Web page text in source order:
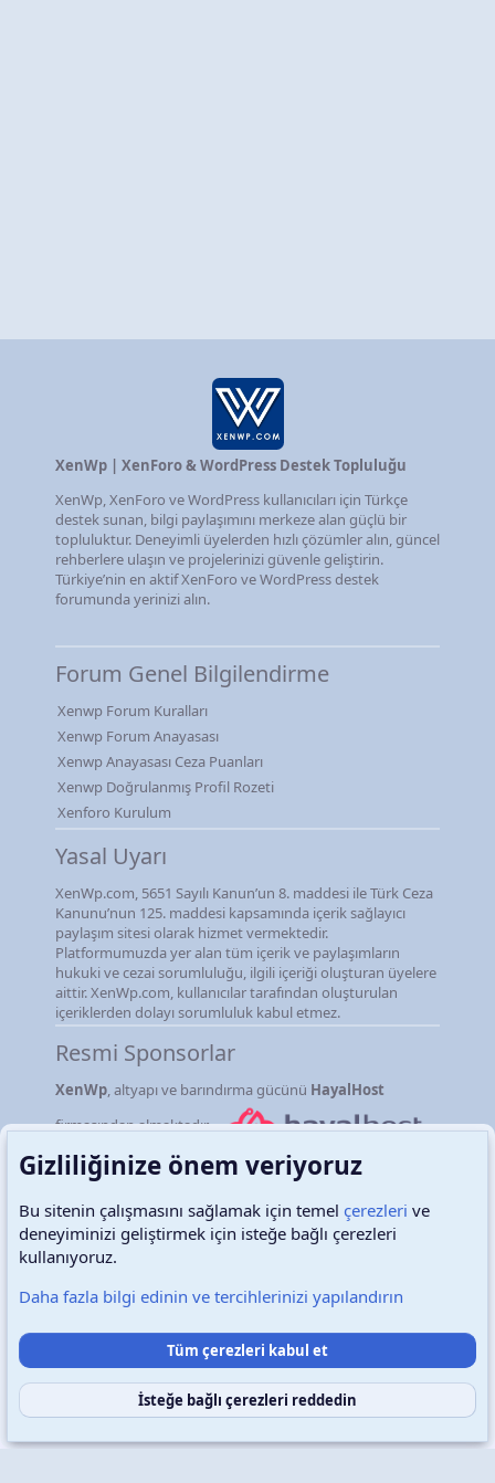
XenWp | XenForo & WordPress Destek Topluluğu
XenWp, XenForo ve WordPress kullanıcıları için Türkçe
destek sunan, bilgi paylaşımını merkeze alan güçlü bir
topluluktur. Deneyimli üyelerden hızlı çözümler alın, güncel
rehberlere ulaşın ve projelerinizi güvenle geliştirin.
Türkiye’nin en aktif XenForo ve WordPress destek
forumunda yerinizi alın.
Forum Genel Bilgilendirme
Xenwp Forum Kuralları
Xenwp Forum Anayasası
Xenwp Anayasası Ceza Puanları
Xenwp Doğrulanmış Profil Rozeti
Xenforo Kurulum
Yasal Uyarı
XenWp.com, 5651 Sayılı Kanun’un 8. maddesi ile Türk Ceza
Kanunu’nun 125. maddesi kapsamında içerik sağlayıcı
paylaşım sitesi olarak hizmet vermektedir.
Platformumuzda yer alan tüm içerik ve paylaşımların
hukuki ve cezai sorumluluğu, ilgili içeriği oluşturan üyelere
aittir. XenWp.com, kullanıcılar tarafından oluşturulan
içeriklerden dolayı sorumluluk kabul etmez.
Resmi Sponsorlar
XenWp, altyapı ve barındırma gücünü HayalHost
firmasından almaktadır.
Türkçe (TR) Çerezler
Destek talepleri Bize ulaşın Şartlar ve kurallar
Gizlilik politikası Yardım Ana sayfa
S
Copyright © 2026 XenWp Telif Hakları Saklıdır
Gizliliğinize önem veriyoruz
Bu sitenin çalışmasını sağlamak için temel çerezleri ve
deneyiminizi geliştirmek için isteğe bağlı çerezleri
kullanıyoruz.
Daha fazla bilgi edinin ve tercihlerinizi yapılandırın
Tüm çerezleri kabul et
İsteğe bağlı çerezleri reddedin